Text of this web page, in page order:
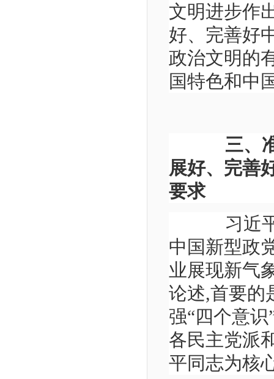
文明进步作
好、完善好
政治文明的
国特色和中
三、
展好、完善
要求
习近平
中国新型政
业展现新气
论述,首要的
强“四个意识
各民主党派
平同志为核